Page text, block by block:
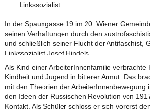
Linkssozialist
In der Spaungasse 19 im 20. Wiener
seinen Verhaftungen durch den
und schließlich seiner Flucht der Antifaschist,
Linkssozialist Josef Hindels.
Als Kind einer ArbeiterInnenfamilie verbrachte
Kindheit und Jugend in bitterer Armut. Das
mit den Theorien der ArbeiterInnenbewegung
den Ideen der Russischen Revolution von
Kontakt. Als Schüler schloss er sich vorerst